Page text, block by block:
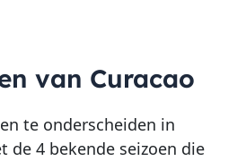
van Curacao
te onderscheiden in
de 4 bekende seizoen die